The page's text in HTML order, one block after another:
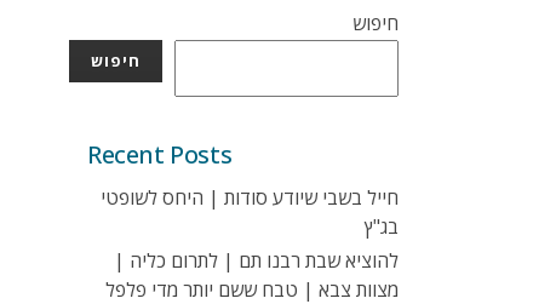
חיפוש
חיפוש
Recent Posts
חייל בשבי שיודע סודות | היחס לשופטי
בג"ץ
להוציא שבת רבנו תם | לתרום כליה |
מצוות צבא | טבח ששם יותר מדי פלפל